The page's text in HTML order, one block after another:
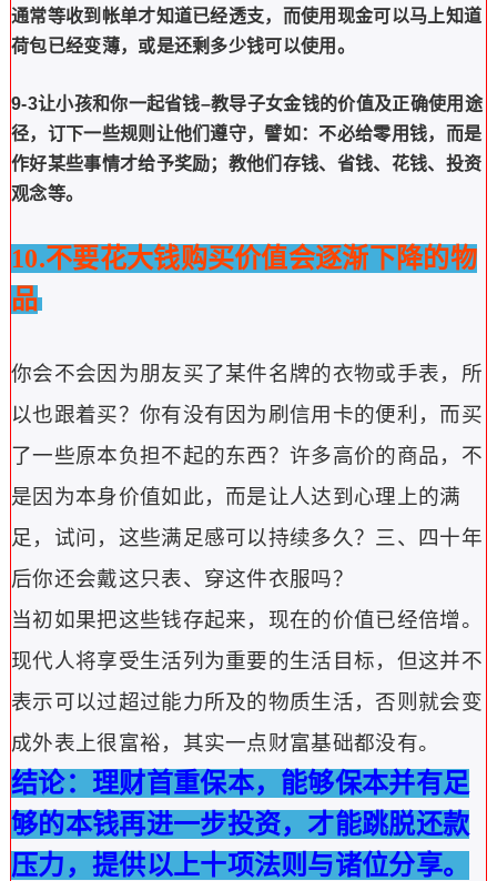
通常等收到帐单才知道已经透支，而使用现金可以马上知道
荷包已经变薄，或是还剩多少钱可以使用。
9-3让小孩和你一起省钱–教导子女金钱的价值及正确使用途
径，订下一些规则让他们遵守，譬如：不必给零用钱，而是
作好某些事情才给予奖励；教他们存钱、省钱、花钱、投资
观念等。
10.不要花大钱购买价值会逐渐下降的物
品
你会不会因为朋友买了某件名牌的衣物或手表，所
以也跟着买？ 你有没有因为刷信用卡的便利，而买
了一些原本负担不起的东西？许多高价的商品，不
是因为本身价值如此，而是让人达到心理上的满
足，试问，这些满足感可以持续多久？ 三、四十年
后你还会戴这只表、穿这件衣服吗？
当初如果把这些钱存起来，现在的价值已经倍增。
现代人将享受生活列为重要的生活目标，但这并不
表示可以过超过能力所及的物质生活，否则就会变
成外表上很富裕，其实一点财富基础都没有。
结论：理财首重保本，能够保本并有足
够的本钱再进一步投资，才能跳脱还款
压力，提供以上十项法则与诸位分享。